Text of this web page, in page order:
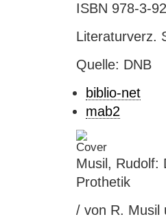
ISBN 978-3-
Literaturverz.
Quelle: DNB
biblio-net
mab2
Musil, Rudolf:
Prothetik
/ von R. Musil